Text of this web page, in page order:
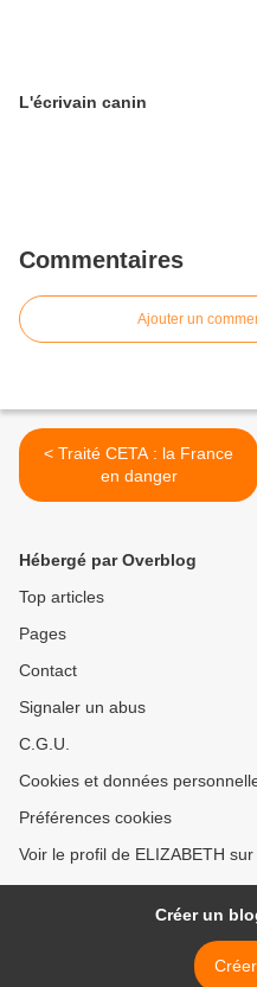
L'écrivain canin
Commentaires
Ajouter un
< Traité CETA : la France
en danger
Hébergé par Overblog
Top articles
Pages
Contact
Signaler un abus
C.G.U.
Cookies et données
Préférences cookies
Voir le profil de ELIZABETH
Créer un